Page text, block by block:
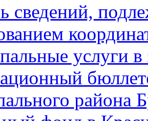
сведений,
услуги в
района